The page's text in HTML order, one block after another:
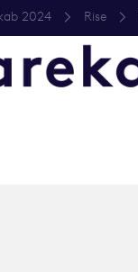
2024 Rise